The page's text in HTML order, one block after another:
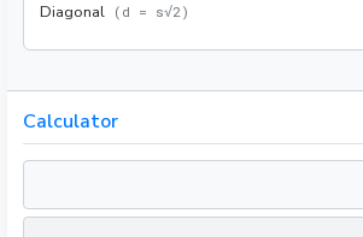
Diagonal ( d = s√2)
Calculator